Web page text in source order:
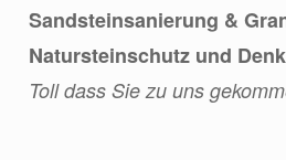
Sandsteinsanierung &
Natursteinschutz und
Toll dass Sie zu uns